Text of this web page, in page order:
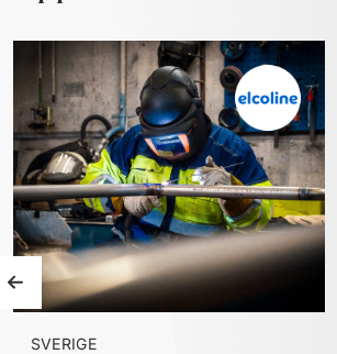
Föregående bild
SVERIGE